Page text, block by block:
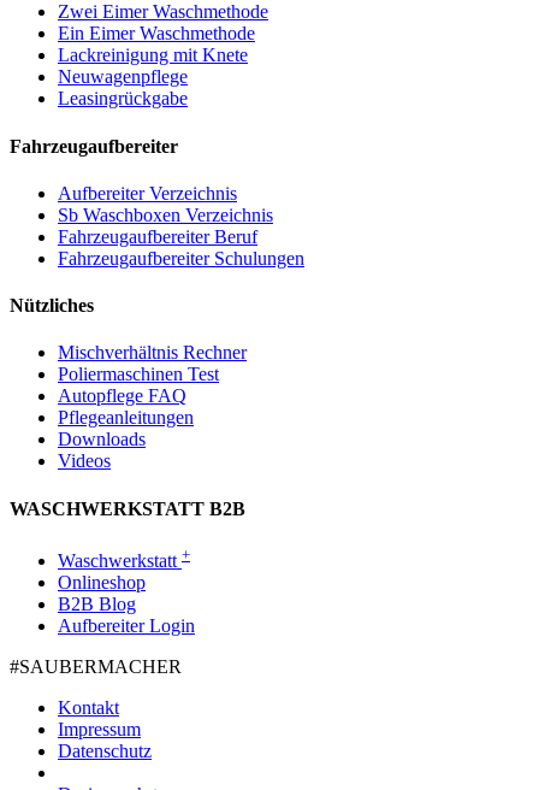
Zwei Eimer Waschmethode
Ein Eimer Waschmethode
Lackreinigung mit Knete
Neuwagenpflege
Leasingrückgabe
Fahrzeugaufbereiter
Aufbereiter Verzeichnis
Sb Waschboxen Verzeichnis
Fahrzeugaufbereiter Beruf
Fahrzeugaufbereiter Schulungen
Nützliches
Mischverhältnis Rechner
Poliermaschinen Test
Autopflege FAQ
Pflegeanleitungen
Downloads
Videos
WASCHWERKSTATT B2B
Waschwerkstatt +
Onlineshop
B2B Blog
Aufbereiter Login
#SAUBER­MACHER
Kontakt
Impressum
Datenschutz